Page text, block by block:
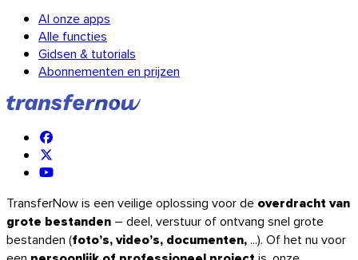
Al onze apps
Alle functies
Gidsen & tutorials
Abonnementen en prijzen
TransferNow is een veilige oplossing voor de overdracht van
grote bestanden – deel, verstuur of ontvang snel grote
bestanden (foto’s, video’s, documenten,...). Of het nu voor